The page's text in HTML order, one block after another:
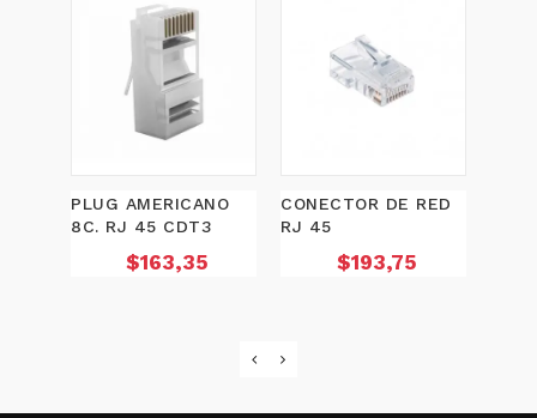
PLUG AMERICANO
8C. RJ 45 CDT3
Precio
$163,35
CONECTOR DE RED
RJ 45
Precio
$193,75